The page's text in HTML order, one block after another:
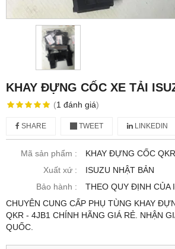
KHAY ĐỰNG CỐC XE TẢI
(1 đánh giá)
SHARE TWEET LINKEDIN
Mã sản phẩm :
KHAY ĐỰNG CỐC QKR
Xuất xứ :
ISUZU NHẬT BẢN
Bảo hành :
THEO QUY ĐỊNH CỦA
CHUYÊN CUNG CẤP PHỤ TÙNG KHAY
QKR - 4JB1 CHÍNH HÃNG GIÁ RẺ. NHẬN
QUỐC.